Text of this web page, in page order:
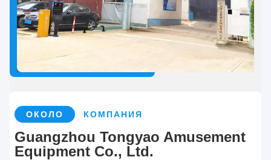
ОКОЛО КОМПАНИЯ
Guangzhou Tongyao Amusement
Equipment Co., Ltd.